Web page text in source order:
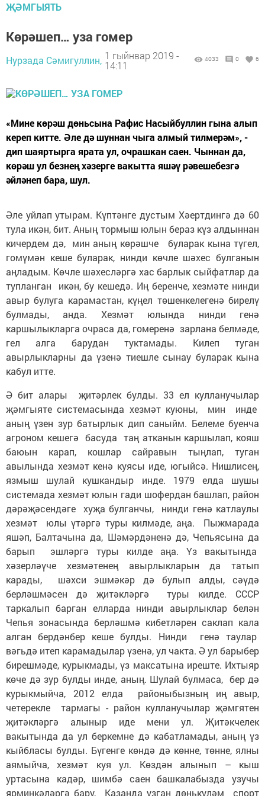
ҖӘМГЫЯТЬ
Көрәшеп… уза гомер
Нурзада Сәмигуллин, 1 гыйнвар 2019 -
14:11
4033 0 6
«Мине көрәш дөньсына Рафис Насыйбуллин гына алып
кереп китте. Әле дә шуннан чыга алмый тилмерәм», -
дип шаяртырга ярата ул, очрашкан саен. Чыннан да,
көрәш ул безнең хәзерге вакытта яшәү рәвешебезгә
әйләнеп бара, шул.
Әле уйлап утырам. Күптәнге дустым Хәертдингә дә 60
тула икән, бит. Аның тормыш юлын бераз күз алдыннан
кичердем дә, мин аның көрәшче буларак кына түгел,
гомүмән кеше буларак, нинди көчле шәхес булганын
аңладым. Көчле шәхесләргә хас барлык сыйфатлар да
тупланган икән, бу кешедә. Иң беренче, хезмәте нинди
авыр булуга карамастан, күңел төшенкелегенә бирелү
булмады, анда. Хезмәт юлында нинди генә
каршылыкларга очраса да, гомеренә зарлана белмәде,
гел алга барудан туктамады. Килеп туган
авырлыкларны да үзенә тиешле сынау буларак кына
кабул итте.
Ә бит алары җитәрлек булды. 33 ел кулланучылар
җәмгыяте системасында хезмәт куюны, мин инде
аның үзен зур батырлык дип саныйм. Белеме буенча
агроном кешегә басуда таң атканын каршылап, кояш
баюын карап, кошлар сайравын тыңлап, туган
авылында хезмәт кенә куясы иде, югыйсә. Нишлисең,
язмыш шулай кушкандыр инде. 1979 елда шушы
системада хезмәт юлын гади шофердан башлап, район
дәрәҗәсендәге хуҗа булганчы, нинди генә катлаулы
хезмәт юлы үтәргә туры килмәде, аңа. Пыжмарада
яшәп, Балтачына да, Шәмәрдәненә дә, Чепьясына да
барып эшләргә туры килде аңа. Үз вакытында
хәзерләүче хезмәтенең авырлыкларын да татып
карады, шәхси эшмәкәр дә булып алды, сәүдә
берләшмәсен дә җитәкләргә туры килде. СССР
таркалып барган елларда нинди авырлыклар белән
Чепья зонасында берләшмә кибетләрен саклап кала
алган бердәнбер кеше булды. Нинди генә таулар
вәгьдә итеп карамадылар үзенә, ул чакта. Ә ул барыбер
бирешмәде, курыкмады, үз максатына иреште. Ихтыяр
көче дә зур булды инде, аның. Шулай булмаса, бер дә
курыкмыйча, 2012 елда районыбызның иң авыр,
четерекле тармагы - район кулланучылар җәмгятен
җитәкләргә алыныр иде мени ул. Җитәкчелек
вакытында да ул беркемне дә кабатламады, аның үз
кыйбласы булды. Бүгенге көндә дә көнне, төнне, ялны
аямыйча, хезмәт куя ул. Көздән алынып – кыш
уртасына кадәр, шимбә саен башкалабызда узучы
ярминкәләргә бару, Казанда узган дөнькуләм спорт